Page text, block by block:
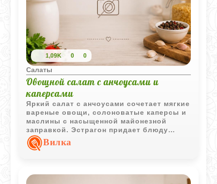
1,09K 0 0
Салаты
Овощной салат с анчоусами и
каперсами
Яркий салат с анчоусами сочетает мягкие
вареные овощи, солоноватые каперсы и
маслины с насыщенной майонезной
заправкой. Эстрагон придает блюду
тонкий аромат, а подача с анчоусами
делает салат особенно выразительным и
Вилка